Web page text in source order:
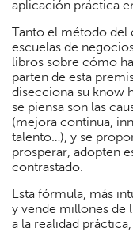
aplicación práctica
Tanto el método del
escuelas de
libros sobre cómo
parten de esta
disecciona su know
se piensa son las
(mejora continua,
talento…), y se
prosperar, adopten
contrastado.
Esta fórmula, más
y vende millones de
a la realidad